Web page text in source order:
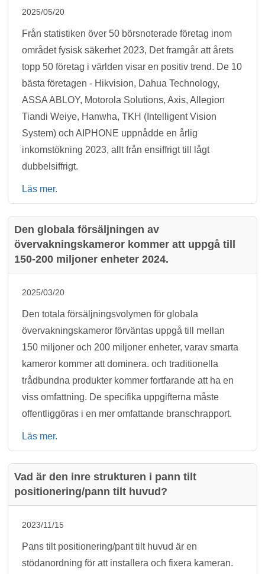
2025/05/20
Från statistiken över 50 börsnoterade företag inom
området fysisk säkerhet 2023, Det framgår att årets
topp 50 företag i världen visar en positiv trend. De 10
bästa företagen - Hikvision, Dahua Technology,
ASSA ABLOY, Motorola Solutions, Axis, Allegion
Tiandi Weiye, Hanwha, TKH (Intelligent Vision
System) och AIPHONE uppnådde en årlig
inkomstökning 2023, allt från ensiffrigt till lågt
dubbelsiffrigt.
Läs mer.
Den globala försäljningen av
övervakningskameror kommer att uppgå till
150-200 miljoner enheter 2024.
2025/03/20
Den totala försäljningsvolymen för globala
övervakningskameror förväntas uppgå till mellan
150 miljoner och 200 miljoner enheter, varav smarta
kameror kommer att dominera. och traditionella
trådbundna produkter kommer fortfarande att ha en
viss omfattning. De specifika uppgifterna måste
offentliggöras i en mer omfattande branschrapport.
Läs mer.
Vad är den inre strukturen i pann tilt
positionering/pann tilt huvud?
2023/11/15
Pans tilt positionering/pant tilt huvud är en
stödanordning för att installera och fixera kameran.